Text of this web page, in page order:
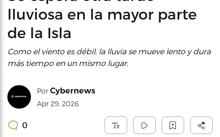
lluviosa en la mayor parte
de la Isla
Como el viento es débil, la lluvia se mueve lento y dura
más tiempo en un mismo lugar.
Por Cybernews
Apr 29, 2026
0